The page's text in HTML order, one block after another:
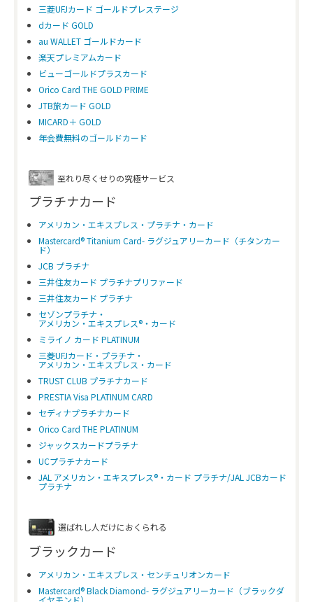
三菱UFJカード ゴールドプレステージ
dカード GOLD
au WALLET ゴールドカード
楽天プレミアムカード
ビューゴールドプラスカード
Orico Card THE GOLD PRIME
JTB旅カード GOLD
MICARD＋ GOLD
年会費無料のゴールドカード
至れり尽くせりの究極サービス
プラチナカード
アメリカン・エキスプレス・プラチナ・カード
Mastercard® Titanium Card- ラグジュアリーカード（チタンカー
ド）
JCB プラチナ
三井住友カード プラチナプリファード
三井住友カード プラチナ
セゾンプラチナ・
アメリカン・エキスプレス®・カード
ミライノ カード PLATINUM
三菱UFJカード・プラチナ・
アメリカン・エキスプレス・カード
TRUST CLUB プラチナカード
PRESTIA Visa PLATINUM CARD
セディナプラチナカード
Orico Card THE PLATINUM
ジャックスカードプラチナ
UCプラチナカード
JAL アメリカン・エキスプレス®・カード プラチナ/JAL JCBカード
プラチナ
選ばれし人だけにおくられる
ブラックカード
アメリカン・エキスプレス・センチュリオンカード
Mastercard® Black Diamond- ラグジュアリーカード（ブラックダ